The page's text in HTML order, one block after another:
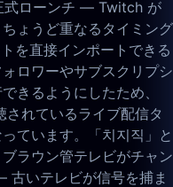
式ローンチ — Twitch が
ょうど重なるタイミング
を直接インポートできる
ロワーやサブスクリプシ
きるようにしたため、
れているライブ配信タ
ています。「치지직」と
ラウン管テレビがチャン
古いテレビが信号を捕ま